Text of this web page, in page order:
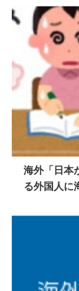
海外「日本
る外国人に